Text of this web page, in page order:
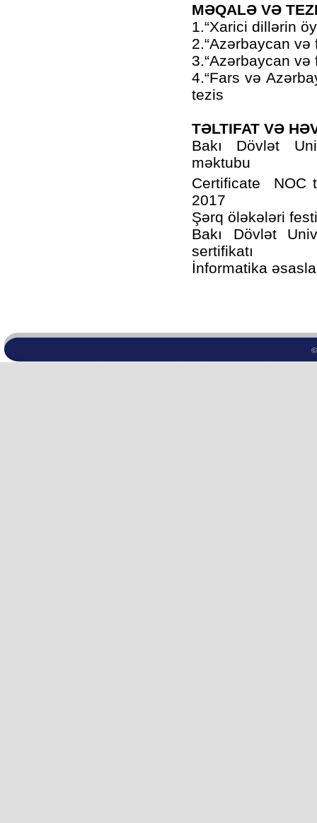
MƏQALƏ VƏ
1.“Xarici dillərin
2.“Azərbaycan və
3.“Azərbaycan
4.“Fars və
tezis
TƏLTIFAT VƏ
Bakı Dövlət
məktubu
Certificate NOC
2017
Şərq öləkələri
Bakı Dövlət
sertifikatı
İnformatika